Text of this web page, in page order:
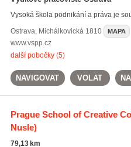
Vysoká škola podnikání a práva je
Ostrava, Michálkovická 1810 MAPA
www.vspp.cz
další pobočky (5)
NAVIGOVAT VOLAT
Prague School of Creative
Nusle)
79,13 km